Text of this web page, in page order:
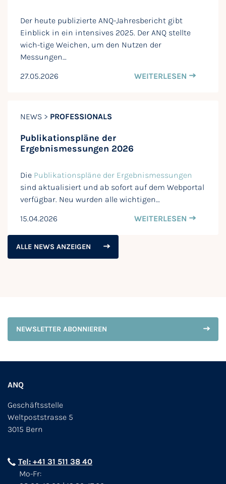
Der heute publizierte ANQ-Jahresbericht gibt
Einblick in ein intensives 2025. Der ANQ stellte
wich-tige Weichen, um den Nutzen der
Messungen…
27.05.2026
WEITERLESEN
NEWS > PROFESSIONALS
Publikationspläne der
Ergebnismessungen 2026
Die Publikationspläne der Ergebnismessungen
sind aktualisiert und ab sofort auf dem Webportal
verfügbar. Neu wurden alle wichtigen…
15.04.2026
WEITERLESEN
ALLE NEWS ANZEIGEN
NEWSLETTER ABONNIEREN
ANQ
Geschäftsstelle
Weltpoststrasse 5
3015 Bern
Tel: +41 31 511 38 40
Mo-Fr: